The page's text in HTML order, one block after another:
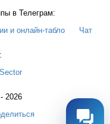
в Телеграм:
и онлайн-табло Чат
2026